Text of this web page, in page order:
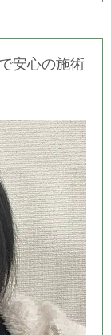
安心の施術